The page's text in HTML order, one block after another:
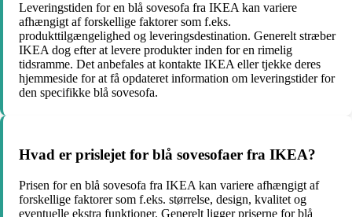
Leveringstiden for en blå sovesofa fra IKEA kan variere
afhængigt af forskellige faktorer som f.eks.
produkttilgængelighed og leveringsdestination. Generelt stræber
IKEA dog efter at levere produkter inden for en rimelig
tidsramme. Det anbefales at kontakte IKEA eller tjekke deres
hjemmeside for at få opdateret information om leveringstider for
den specifikke blå sovesofa.
Hvad er prislejet for blå sovesofaer fra IKEA?
Prisen for en blå sovesofa fra IKEA kan variere afhængigt af
forskellige faktorer som f.eks. størrelse, design, kvalitet og
eventuelle ekstra funktioner. Generelt ligger priserne for blå